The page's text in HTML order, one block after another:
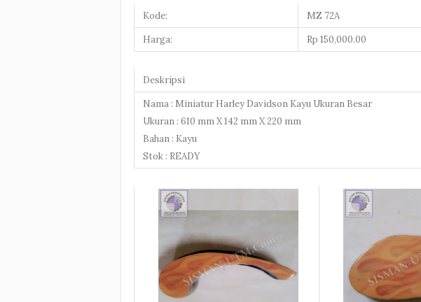
Kode:
MZ 72A
Harga:
Rp 150,000.00
Deskripsi
Nama : Miniatur Harley Davidson Kayu Ukuran Besar
Ukuran : 610 mm X 142 mm X 220 mm
Bahan : Kayu
Stok : READY